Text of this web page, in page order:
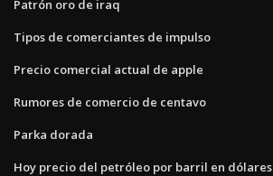
Patrón oro de iraq
Tipos de comerciantes de impulso
Precio comercial actual de apple
Rumores de comercio de centavo
Parka dorada
Hoy precio del petróleo por barril en dólares